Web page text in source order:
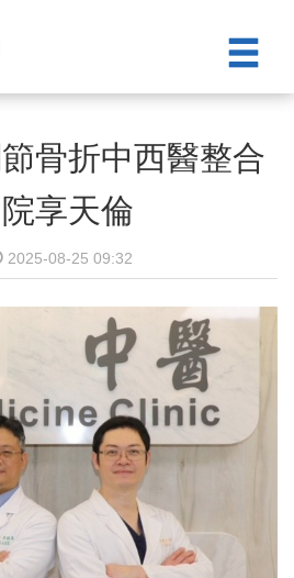
骨折中西醫整合
享天倫
2025-08-25 09:32